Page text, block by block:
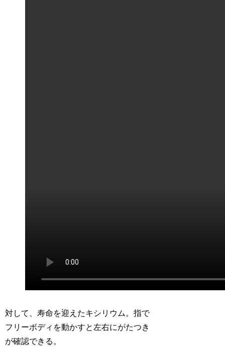
対して、寿命を迎えたキシリウム。指で
フリーボディを動かすと左右にがたつき
が確認できる。